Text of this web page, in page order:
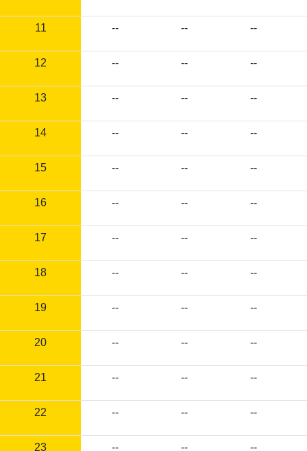
11 -- -- --
12 -- -- --
13 -- -- --
14 -- -- --
15 -- -- --
16 -- -- --
17 -- -- --
18 -- -- --
19 -- -- --
20 -- -- --
21 -- -- --
22 -- -- --
23 -- -- --